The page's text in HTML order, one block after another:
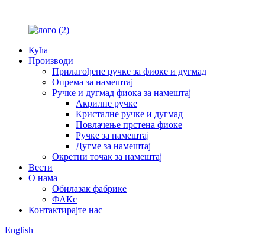
Кућа
Производи
Прилагођене ручке за фиоке и дугмад
Опрема за намештај
Ручке и дугмад фиока за намештај
Акрилне ручке
Кристалне ручке и дугмад
Повлачење прстена фиоке
Ручке за намештај
Дугме за намештај
Окретни точак за намештај
Вести
О нама
Обилазак фабрике
ФАКс
Контактирајте нас
English